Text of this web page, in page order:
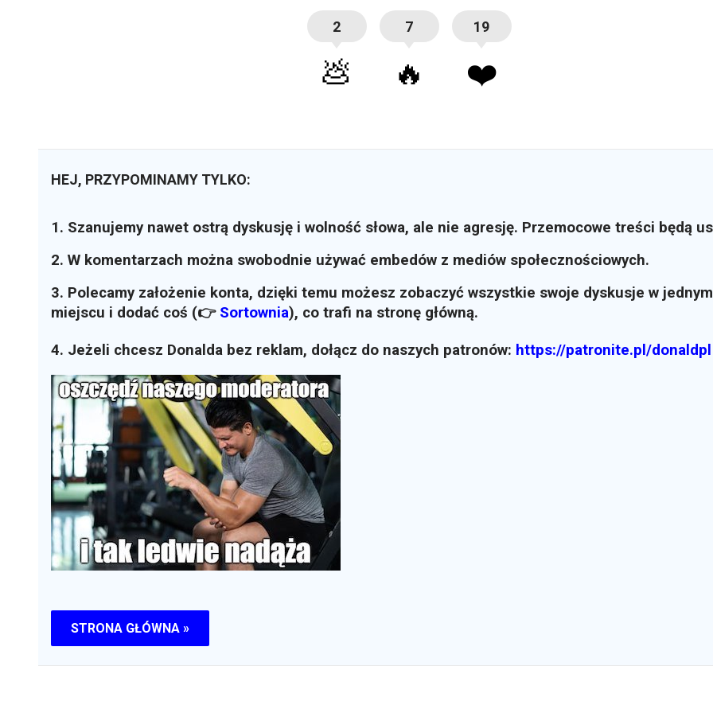
2
💩
7
🔥
19
❤️
HEJ, PRZYPOMINAMY TYLKO:
1. Szanujemy nawet ostrą dyskusję i wolność słowa, ale nie agresję. Przemocowe treści będą
2. W komentarzach można swobodnie używać embedów z mediów społecznościowych.
3. Polecamy założenie konta, dzięki temu możesz zobaczyć wszystkie swoje dyskusje w jednym
miejscu i dodać coś (👉 Sortownia), co trafi na stronę główną.
4. Jeżeli chcesz Donalda bez reklam, dołącz do naszych patronów: https://patronite.pl/donaldpl
STRONA GŁÓWNA »